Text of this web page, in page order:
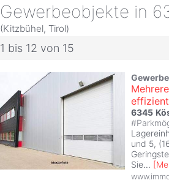
Gewerbeobjekte in
(Kitzbühel, Tirol)
1 bis 12 von 15
6345
#
und 5,
Sie... [